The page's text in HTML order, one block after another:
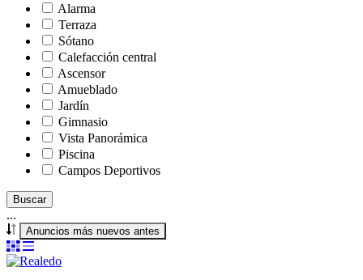
Alarma
Terraza
Sótano
Calefacción central
Ascensor
Amueblado
Jardín
Gimnasio
Vista Panorámica
Piscina
Campos Deportivos
Buscar
...
Anuncios más nuevos antes